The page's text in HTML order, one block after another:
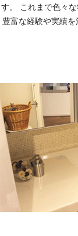
す。 これまで色々
豊富な経験や実績